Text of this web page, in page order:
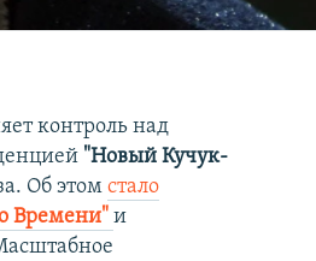
контроль над
"Новый Кучук-
Об этомстало
Времени"и